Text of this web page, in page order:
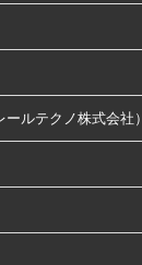
ルテクノ株式会社）